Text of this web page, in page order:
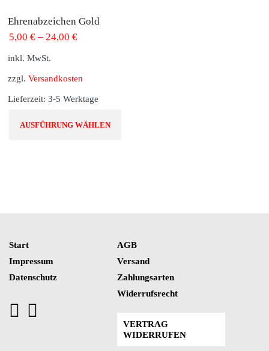
Ehrenabzeichen Gold
5,00 € – 24,00 €
inkl. MwSt.
zzgl. Versandkosten
Lieferzeit: 3-5 Werktage
AUSFÜHRUNG WÄHLEN
können
auf
der
Produktseite
werden
Start
Impressum
Datenschutz
AGB
Versand
Zahlungsarten
Widerrufsrecht
VERTRAG
WIDERRUFEN